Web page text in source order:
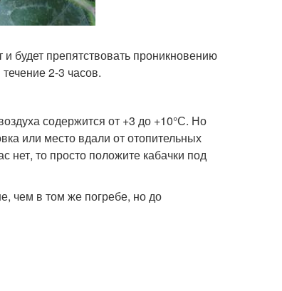
будет препятствовать проникновению
2-3 часов.
содержится от +3 до +10°С. Но
или место вдали от отопительных
нет, то просто положите кабачки под
чем в том же погребе, но до